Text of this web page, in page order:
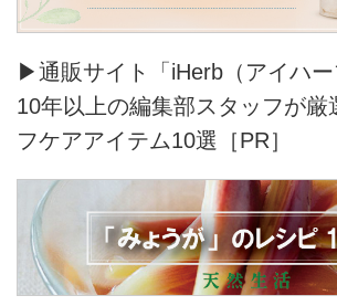
▶通販サイト「iHerb（アイハ
10年以上の編集部スタッフが厳
フケアアイテム10選［PR］